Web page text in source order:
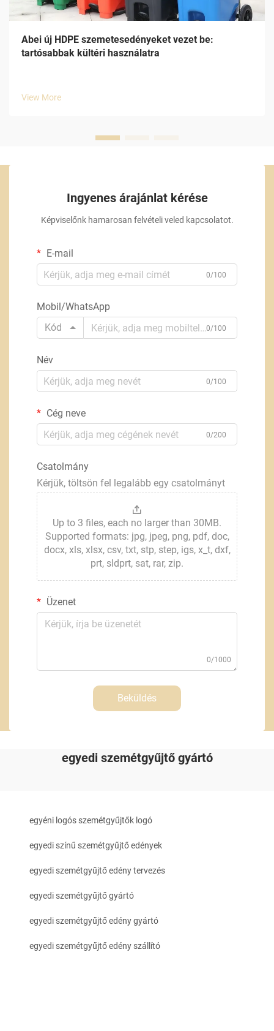
Abei új HDPE szemetesedényeket vezet be:
tartósabbak kültéri használatra
View More
Ingyenes árajánlat kérése
Képviselőnk hamarosan felvételi veled kapcsolatot.
E-mail
0/100
Mobil/WhatsApp
Kód
0/100
Név
0/100
Cég neve
0/200
Csatolmány
Kérjük, töltsön fel legalább egy csatolmányt
Up to 3 files, each no larger than 30MB.
Supported formats: jpg, jpeg, png, pdf, doc,
docx, xls, xlsx, csv, txt, stp, step, igs, x_t, dxf,
prt, sldprt, sat, rar, zip.
Üzenet
0/1000
Beküldés
egyedi szemétgyűjtő gyártó
egyéni logós szemétgyűjtők logó
egyedi színű szemétgyűjtő edények
egyedi szemétgyűjtő edény tervezés
egyedi szemétgyűjtő gyártó
egyedi szemétgyűjtő edény gyártó
egyedi szemétgyűjtő edény szállító